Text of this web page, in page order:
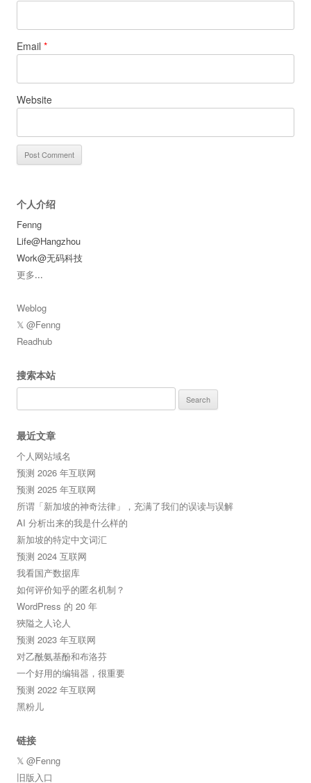
Email *
Website
个人介绍
Fenng
Life@Hangzhou
Work@无码科技
更多...
Weblog
𝕏 @Fenng
Readhub
搜索本站
for:
最近文章
个人网站域名
预测 2026 年互联网
预测 2025 年互联网
所谓「新加坡的神奇法律」，充满了我们的误读与误解
AI 分析出来的我是什么样的
新加坡的特定中文词汇
预测 2024 互联网
我看国产数据库
如何评价知乎的匿名机制？
WordPress 的 20 年
狹隘之人论人
预测 2023 年互联网
对乙酰氨基酚和布洛芬
一个好用的编辑器，很重要
预测 2022 年互联网
黑粉儿
链接
𝕏 @Fenng
旧版入口